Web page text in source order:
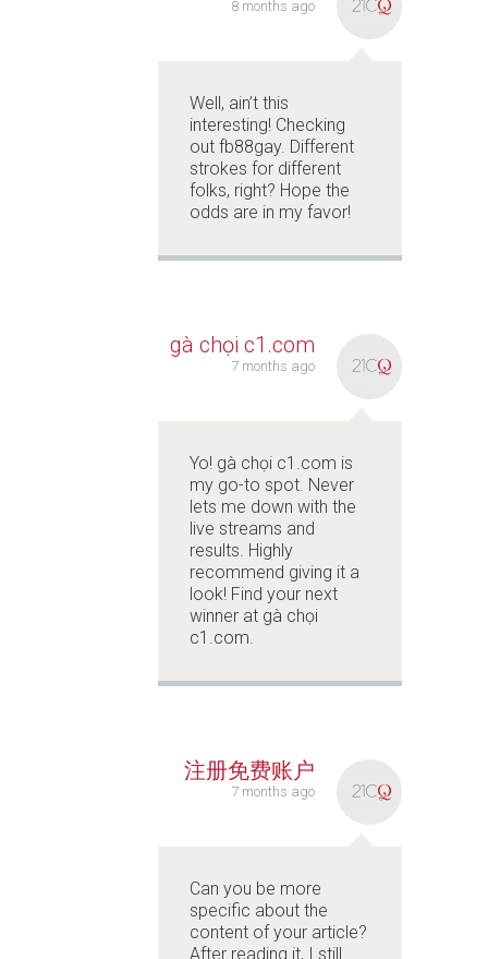
8 months ago
Well, ain’t this
interesting! Checking
out fb88gay. Different
strokes for different
folks, right? Hope the
odds are in my favor!
gà chọi c1.com
7 months ago
Yo! gà chọi c1.com is
my go-to spot. Never
lets me down with the
live streams and
results. Highly
recommend giving it a
look! Find your next
winner at gà chọi
c1.com.
注册免费账户
7 months ago
Can you be more
specific about the
content of your article?
After reading it, I still